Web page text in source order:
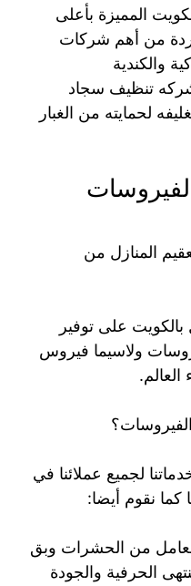
المميزة بأعلى
من أهم شركات
والكندية
شركه تنظيف سجاد
لحمايته من الغبار
المنازل من
على توفير
ولاسيما فيروس
لجميع عملائنا في
كما نقوم أيضا:
من الحشرات وبق
الحرفية والجودة